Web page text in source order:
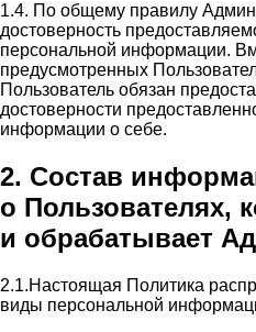
1.4. По общему правилу
достоверность
персональной информации.
предусмотренных
Пользователь обязан
достоверности
информации о себе.
2. Состав
о Пользователях,
и обрабатывает
2.1.Настоящая Политика
виды персональной